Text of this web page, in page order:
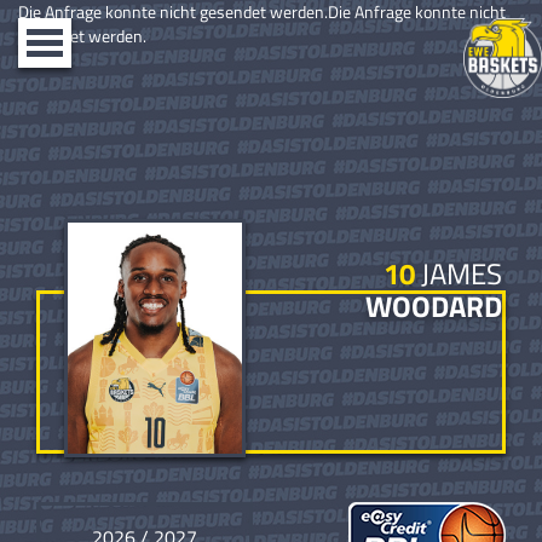
Toggle
navigation
Die Anfrage konnte nicht gesendet werden.Die Anfrage konnte nicht
gesendet werden.
10JAMES
WOODARD